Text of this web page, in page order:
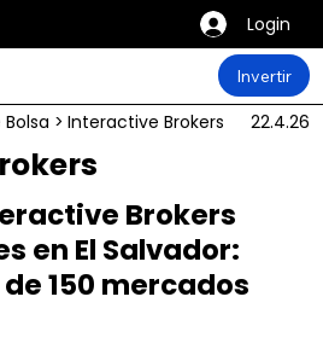
Login
Invertir
> Interactive Brokers 22.4.26
Brokers
en El Salvador:
150 mercados